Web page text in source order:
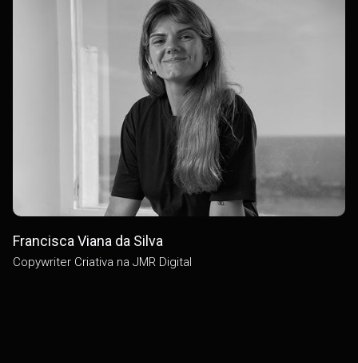
Francisca Viana da Silva
Copywriter Criativa na JMR Digital